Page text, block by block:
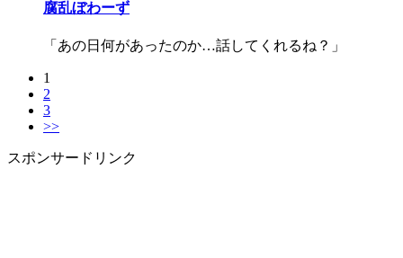
腐乱ぼわーず
「あの日何があったのか…話してくれるね？」
1
2
3
>>
スポンサードリンク